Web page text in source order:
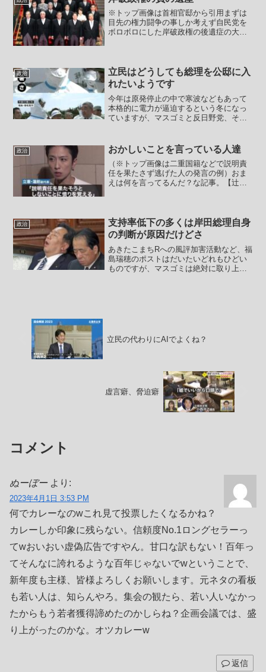
政府も対策が遅れかねま...
※トップ画像は首相官邸から引用まずは
目先の権力闘争の事しか考えず自民党を
ボロボロにした岸破政権の後遺症の大き
事長は7日のBS日テレ番...
政治
立民はどうしても総理を公邸に入
れたいようです
今年は原発停止の中で寒波などもあって
本格的に電力が逼迫するという冬になっ
ていますが、マスゴミと反日野党、そし
す。・自然エネルギーの買い取り価格を
電気料金に上乗せさせていな...
政治 おかしいことを言っている人達
（※トップ画像は二重国籍などで説明責
任を果たさず逃げた人の発言の例）おま
えは何を言ってるんだ？な記事。【辻元
選に同党の比例代表で...
政治
支持率低下の多くは岸田総理自身
の判断が原因だけどさ
あきたこまちRへの風評加害活動など、福
島瑞穂のポストはだいたいどれもひどい
ものですが、マスゴミは絶対に取り上げ
立民の代わりにAIでよくね？
虚言癖、脅迫癖
コメント
ぬーぼー より:
2023年4月1日 3:53 PM
何でカレーなのwこれ見て投票したくなるかね？
カレーしか印象に残らない。信頼度No.1ロングセラーっ
てwおいおい虚偽広告ですやん。甘口な訳もない！百年っ
てそんなに誇れるような百年じゃないでwということで、
新年度も主様、皆様よろしくお願いします。元ネタの看板
も若い人は、知らんやろ。集会の観たら、若い人いなかっ
たからもう若者獲得諦めたのかしらね？企画会議では、盛
り上がったのかな。オツカレーw
返信